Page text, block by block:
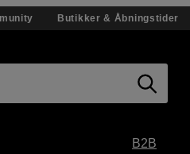
Butikker & Åbningstider
B2B